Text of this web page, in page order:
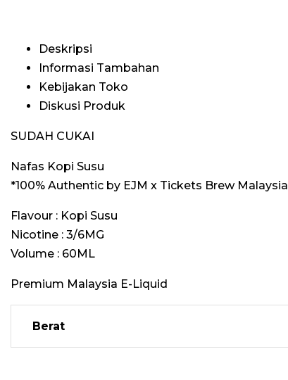
Deskripsi
Informasi Tambahan
Kebijakan Toko
Diskusi Produk
SUDAH CUKAI
Nafas Kopi Susu
*100% Authentic by EJM x Tickets Brew Malaysia
Flavour : Kopi Susu
Nicotine : 3/6MG
Volume : 60ML
Premium Malaysia E-Liquid
Berat